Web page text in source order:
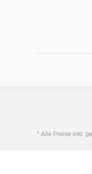
* Alle Preise inkl.